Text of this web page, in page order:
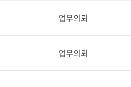
업무의뢰
업무의뢰